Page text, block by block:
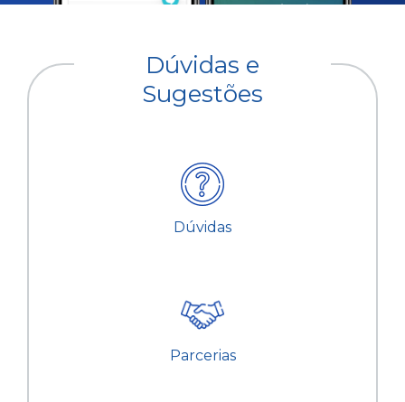
Dúvidas e
Sugestões
Dúvidas
Parcerias